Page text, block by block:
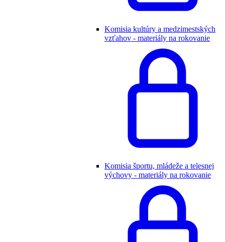
Komisia kultúry a medzimestských
vzťahov - materiály na rokovanie
Komisia športu, mládeže a telesnej
výchovy - materiály na rokovanie